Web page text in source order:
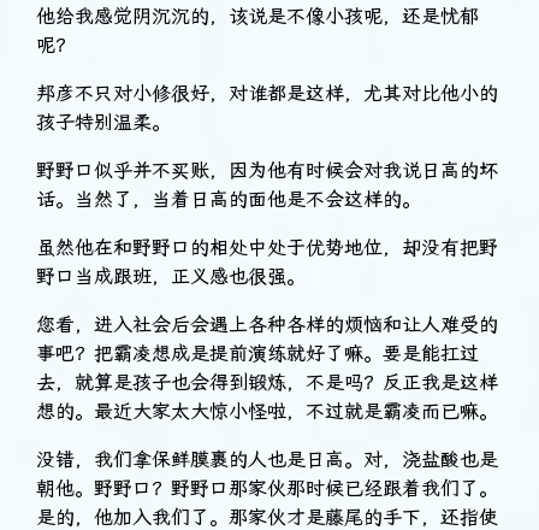
他给我感觉阴沉沉的，该说是不像小孩呢，还是忧郁
呢？
邦彦不只对小修很好，对谁都是这样，尤其对比他小的
孩子特别温柔。
野野口似乎并不买账，因为他有时候会对我说日高的坏
话。当然了，当着日高的面他是不会这样的。
虽然他在和野野口的相处中处于优势地位，却没有把野
野口当成跟班，正义感也很强。
您看，进入社会后会遇上各种各样的烦恼和让人难受的
事吧？把霸凌想成是提前演练就好了嘛。要是能扛过
去，就算是孩子也会得到锻炼，不是吗？反正我是这样
想的。最近大家太大惊小怪啦，不过就是霸凌而已嘛。
没错，我们拿保鲜膜裹的人也是日高。对，浇盐酸也是
朝他。野野口？野野口那家伙那时候已经跟着我们了。
是的，他加入我们了。那家伙才是藤尾的手下，还指使